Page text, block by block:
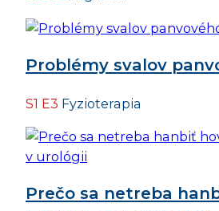
Problémy svalov
S1 E3 Fyzioterapia
Prečo sa netreba